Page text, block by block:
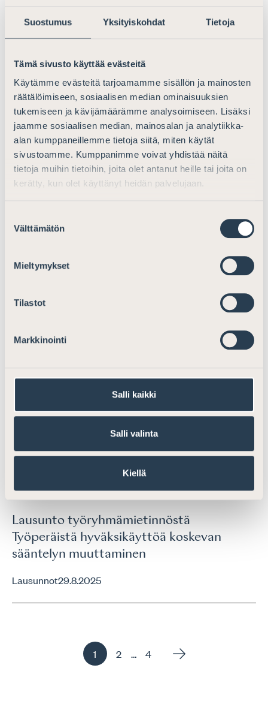
Suostumus Yksityiskohdat Tietoja
Tämä sivusto käyttää evästeitä
Käytämme evästeitä tarjoamamme sisällön ja mainosten
räätälöimiseen, sosiaalisen median ominaisuuksien
tukemiseen ja kävijämäärämme analysoimiseen. Lisäksi
jaamme sosiaalisen median, mainosalan ja analytiikka-
alan kumppaneillemme tietoja siitä, miten käytät
sivustoamme. Kumppanimme voivat yhdistää näitä
tietoja muihin tietoihin, joita olet antanut heille tai joita on
kerätty, kun olet käyttänyt heidän palvelujaan.
valinta
Välttämätön
Mieltymykset
Tilastot
Markkinointi
Salli kaikki
Salli valinta
Kiellä
yhdistelmärangaistusta koskevaksi
Lausunnot4.5.2016
Ajankohtaista
Lausunto HE:ksi laiksi rikoslain
muuttamisesta (lapsiin kohdistuvat
seksuaalirikokset)
Lausunto terrorismirikostyöryhmän
Lausunto luonnoksesta hallituksen
Lausunnot11.7.2025
Ajankohtaista
Lausunto työryhmämietinnöstä
Työperäistä hyväksikäyttöä koskevan
sääntelyn muuttaminen
Lausunnot29.8.2025
Sivu
1
, Aktiivinen sivu
Sivu
2 … Sivu
4